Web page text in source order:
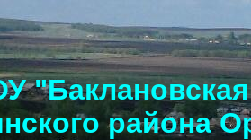
района